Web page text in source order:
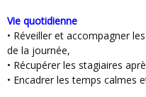
Vie quotidienne
• Réveiller et accompagner
de la journée,
• Récupérer les stagiaires
• Encadrer les temps calmes